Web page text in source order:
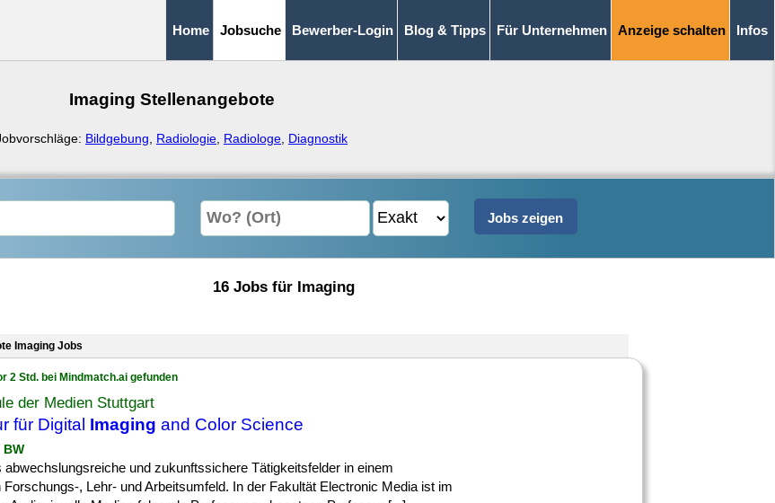
Home Jobsuche Bewerber-Login Blog & Tipps Für Unternehmen Anzeige schalten Infos
Imaging Stellenangebote
Bildgebung Radiologie Radiologe Diagnostik
16 Jobs für Imaging
Imaging Jobs
2 Std. bei Mindmatch.ai gefunden
der Medien Stuttgart
für Digital Imaging and Color Science
BW
abwechslungsreiche und zukunftssichere Tätigkeitsfelder in einem
Forschungs-, Lehr- und Arbeitsumfeld. In der Fakultät Electronic Media ist im